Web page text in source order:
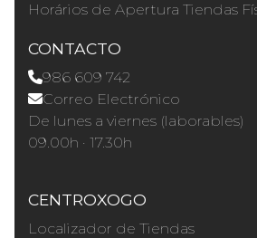
Horários de Apertura Tiendas
CONTACTO
986 609 742
Correo Electrónico
De lunes a viernes (laborables)
09.00h · 17.30h
CENTROXOGO
Localizador de Tiendas